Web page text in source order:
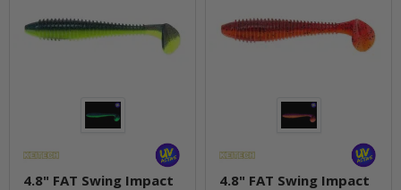
4.8" FAT Swing Impact
4.8" FAT Swing Impact